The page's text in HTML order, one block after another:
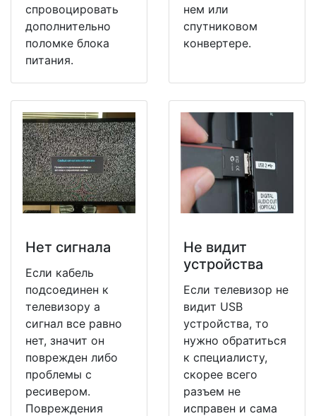
спровоцировать
дополнительно
поломке блока
питания.
нем или
спутниковом
конвертере.
Нет сигнала
Если кабель
подсоединен к
телевизору а
сигнал все равно
нет, значит он
поврежден либо
проблемы с
ресивером.
Повреждения
Не видит
устройства
Если телевизор не
видит USB
устройства, то
нужно обратиться
к специалисту,
скорее всего
разъем не
исправен и сама